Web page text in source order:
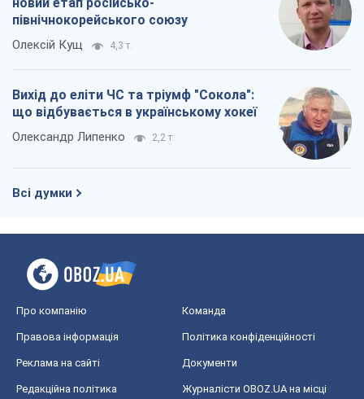
північнокорейського союзу
Олексій Кущ 4,3 т.
Вихід до еліти ЧС та тріумф "Сокола":
що відбувається в українському хокеї
Олександр Липенко 2,2 т.
Всі думки
Про компанію Команда
Правова інформація Політика конфіденційності
Реклама на сайті Документи
Редакційна політика
Журналісти OBOZ.UA на місці